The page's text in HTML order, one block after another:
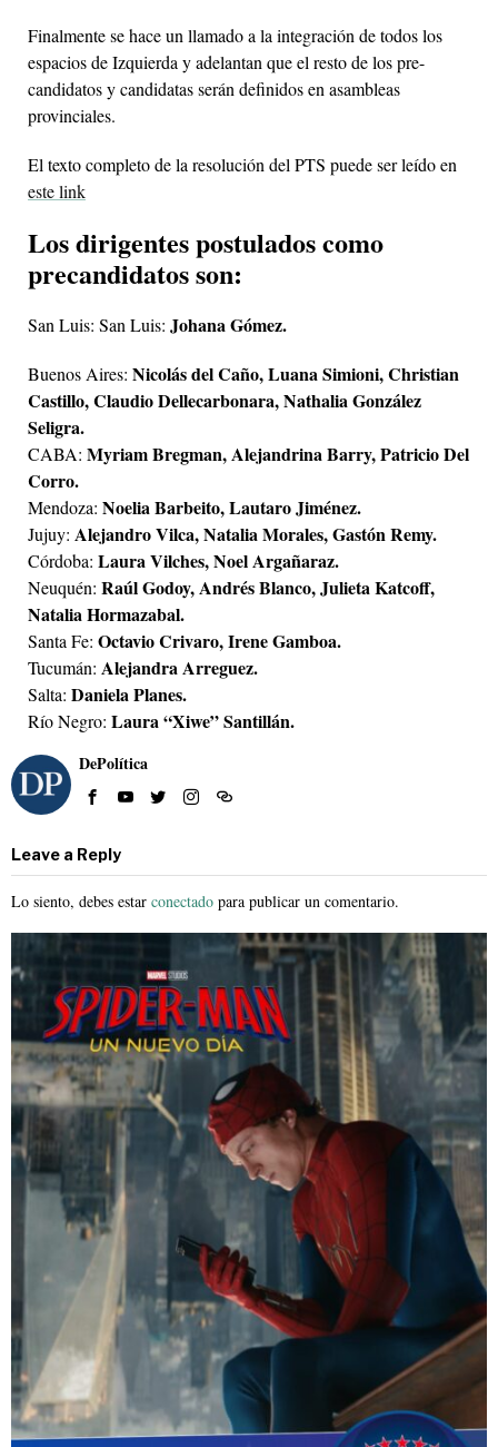
Finalmente se hace un llamado a la integración de todos los
espacios de Izquierda y adelantan que el resto de los pre-
candidatos y candidatas serán definidos en asambleas
provinciales.
El texto completo de la resolución del PTS puede ser leído en
este link
Los dirigentes postulados como
precandidatos son:
San Luis: San Luis: Johana Gómez.
Buenos Aires: Nicolás del Caño, Luana Simioni, Christian
Castillo, Claudio Dellecarbonara, Nathalia González
Seligra.
CABA: Myriam Bregman, Alejandrina Barry, Patricio Del
Corro.
Mendoza: Noelia Barbeito, Lautaro Jiménez.
Jujuy: Alejandro Vilca, Natalia Morales, Gastón Remy.
Córdoba: Laura Vilches, Noel Argañaraz.
Neuquén: Raúl Godoy, Andrés Blanco, Julieta Katcoff,
Natalia Hormazabal.
Santa Fe: Octavio Crivaro, Irene Gamboa.
Tucumán: Alejandra Arreguez.
Salta: Daniela Planes.
Río Negro: Laura “Xiwe” Santillán.
DePolítica
Leave a Reply
Lo siento, debes estar conectado para publicar un comentario.